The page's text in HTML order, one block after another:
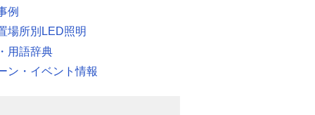
例
場所別LED照明
用語辞典
ン・イベント情報